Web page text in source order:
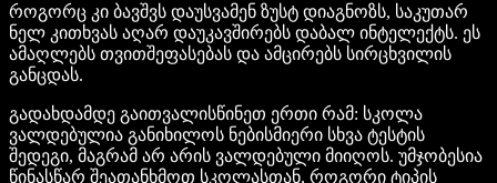
როგორც კი ბავშვს დაუსვამენ ზუსტ დიაგნოზს, საკუთარ
ნელ კითხვას აღარ დაუკავშირებს დაბალ ინტელექტს. ეს
ამაღლებს თვითშეფასებას და ამცირებს სირცხვილის
განცდას.
გადახდამდე გაითვალისწინეთ ერთი რამ: სკოლა
ვალდებულია განიხილოს ნებისმიერი სხვა ტესტის
შედეგი, მაგრამ არ არის ვალდებული მიიღოს. უმჯობესია
წინასწარ შეათანხმოთ სკოლასთან, როგორი ტიპის